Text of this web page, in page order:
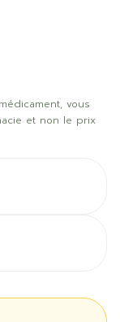
vous
et non le prix